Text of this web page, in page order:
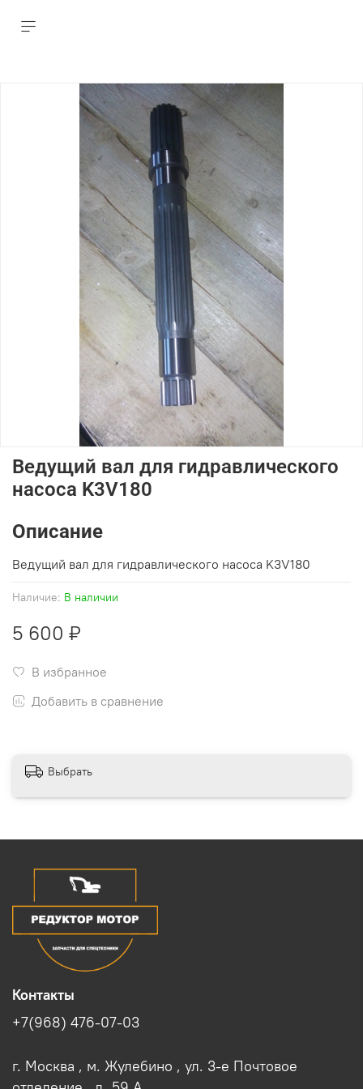
Наличие: В наличии
Ведущий вал для гидравлического
насоса K3V180
5 600 ₽
В избранное
Добавить в сравнение
Описание
Ведущий вал для гидравлического насоса K3V180
Выбрать
Контакты
+7(968) 476-07-03
г. Москва , м. Жулебино , ул. 3-е Почтовое